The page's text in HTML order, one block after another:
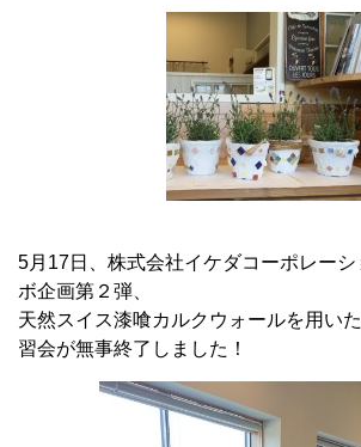
5月17日、株式会社イケダコーポレー
ボ企画第２弾、
天然スイス漆喰カルクウォールを用い
習会が無事終了しました！